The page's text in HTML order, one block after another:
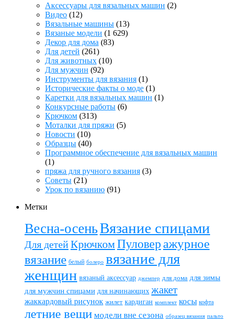
Аксессуары для вязальных машин (2)
Видео (12)
Вязальные машины (13)
Вязаные модели (1 629)
Декор для дома (83)
Для детей (261)
Для животных (10)
Для мужчин (92)
Инструменты для вязания (1)
Исторические факты о моде (1)
Каретки для вязальных машин (1)
Конкурсные работы (6)
Крючком (313)
Моталки для пряжи (5)
Новости (10)
Образцы (40)
Программное обеспечение для вязальных машин
(1)
пряжа для ручного вязания (3)
Советы (21)
Урок по вязанию (91)
Метки
Весна-осеньВязание спицами
Для детейКрючкомПуловер ажурное
вязание белый болеро вязание для
женщин вязаный аксессуар джемпер для дома для зимы
для мужчин спицами для начинающих жакет
жаккардовый рисунок жилет кардиган комплект косы кофта
летние вещи модели вне сезона образец вязания пальто